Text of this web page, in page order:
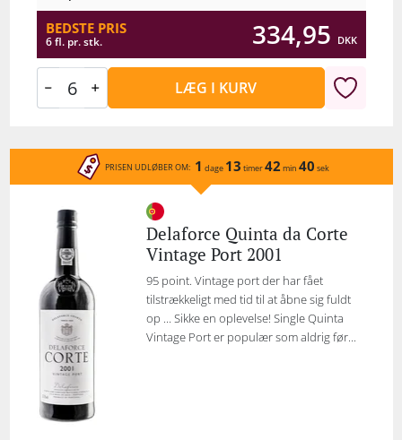
BEDSTE PRIS
6 fl. pr. stk. 334,95 DKK
LÆG I KURV
PRISEN UDLØBER OM: 1 dage 13 timer42 min 40 sek
Delaforce Quinta da Corte
Vintage Port 2001
95 point. Vintage port der har fået
tilstrækkeligt med tid til at åbne sig fuldt
op ... Sikke en oplevelse! Single Quinta
Vintage Port er populær som aldrig før...